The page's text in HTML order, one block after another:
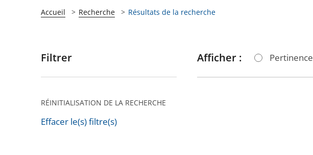
Accueil Recherche Résultats de la recherche
Passer
pour
après
Filtrer
RÉINITIALISATION DE LA RECHERCHE
Effacer le(s) filtre(s)
Afficher : Pertinence